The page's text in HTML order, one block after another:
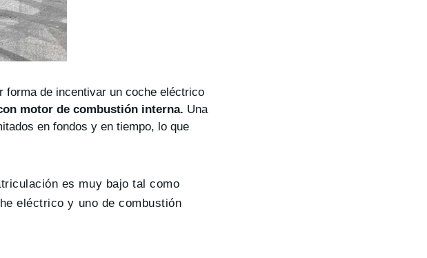
forma de incentivar un coche eléctrico
motor de combustión interna. Una
en fondos y en tiempo, lo que
es muy bajo tal como
eléctrico y uno de combustión